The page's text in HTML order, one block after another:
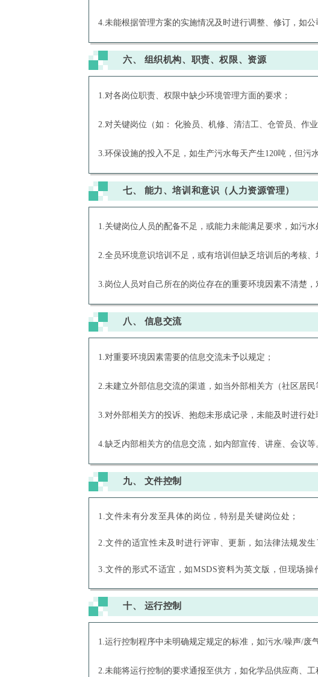
4.未能根据管理方案的实施情况及时进行调整、修订，如
六、 组织机构、职责、权限、资源
1.对各岗位职责、权限中缺少环境管理方面的要求；
2.对关键岗位（如： 化验员、机修、清洁工、仓管员、作
3.环保设施的投入不足，如生产污水每天产生120吨，但污
七、 能力、培训和意识（人力资源管理）
1.关键岗位人员的配备不足，或能力未能满足要求，如污
2.全员环境意识培训不足，或有培训但缺乏培训后的考核、
3.岗位人员对自己所在的岗位存在的重要环境因素不清楚
八、 信息交流
1.对重要环境因素需要的信息交流未予以规定；
2.未建立外部信息交流的渠道，如当外部相关方（社区居
3.对外部相关方的投诉、抱怨未形成记录，未能及时进行
4.缺乏内部相关方的信息交流，如内部宣传、讲座、会议等
九、 文件控制
1.文件未有分发至具体的岗位，特别是关键岗位处；
2.文件的适宜性未及时进行评审、更新，如法律法规发
3.文件的形式不适宜，如MSDS资料为英文版，但现场操
十、 运行控制
1.运行控制程序中未明确规定规定的标准，如污水/噪声/
2.未能将运行控制的要求通报至供方，如化学品供应商、工